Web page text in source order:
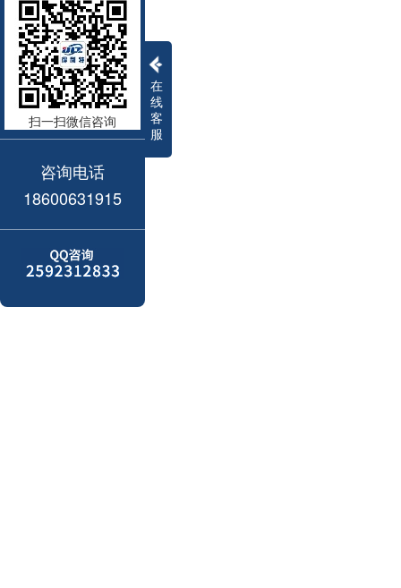
在
线
客
服
扫一扫微信咨询
咨询电话
18600631915